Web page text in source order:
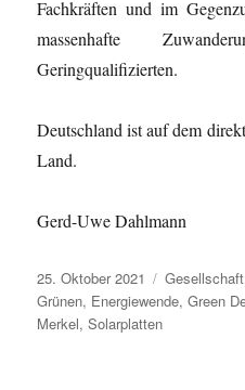
Fachkräften und im
massenhafte
Geringqualifizierten.
Deutschland ist auf dem
Land.
Gerd-Uwe Dahlmann
Veröffentlicht
am
25. Oktober 2021 Kategorien
Gesellschaft
Grünen, Energiewende,Green
Merkel,Solarplatten